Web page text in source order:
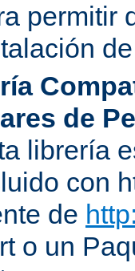
permitir
de
librería
con
de
o un